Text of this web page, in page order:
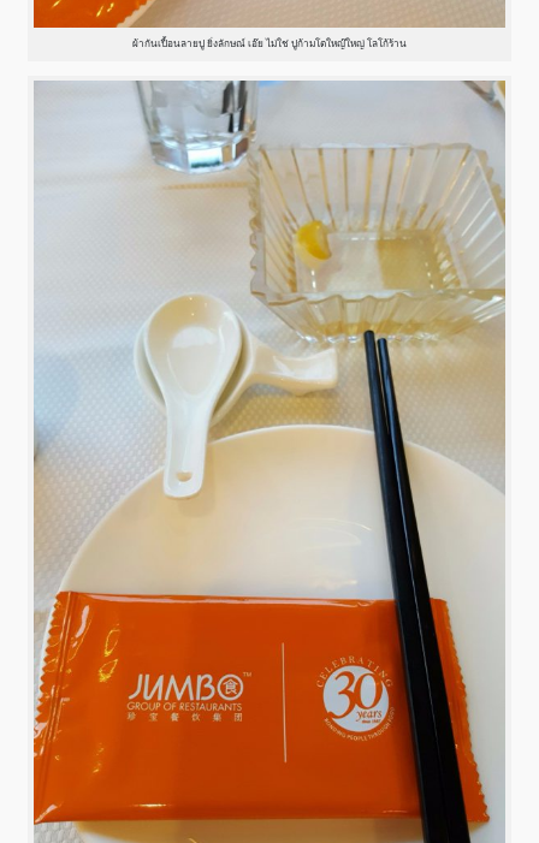
ผ้ากันเปื้อนลายปู ยิ่งลักษณ์ เอ๊ย ไม่ใช่ ปูก้ามโตใหญ๊ใหญ่ โลโก้ร้าน